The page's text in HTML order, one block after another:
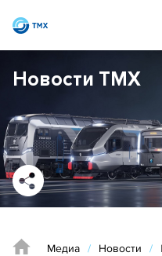
Новости ТМХ
Медиа / Новости /